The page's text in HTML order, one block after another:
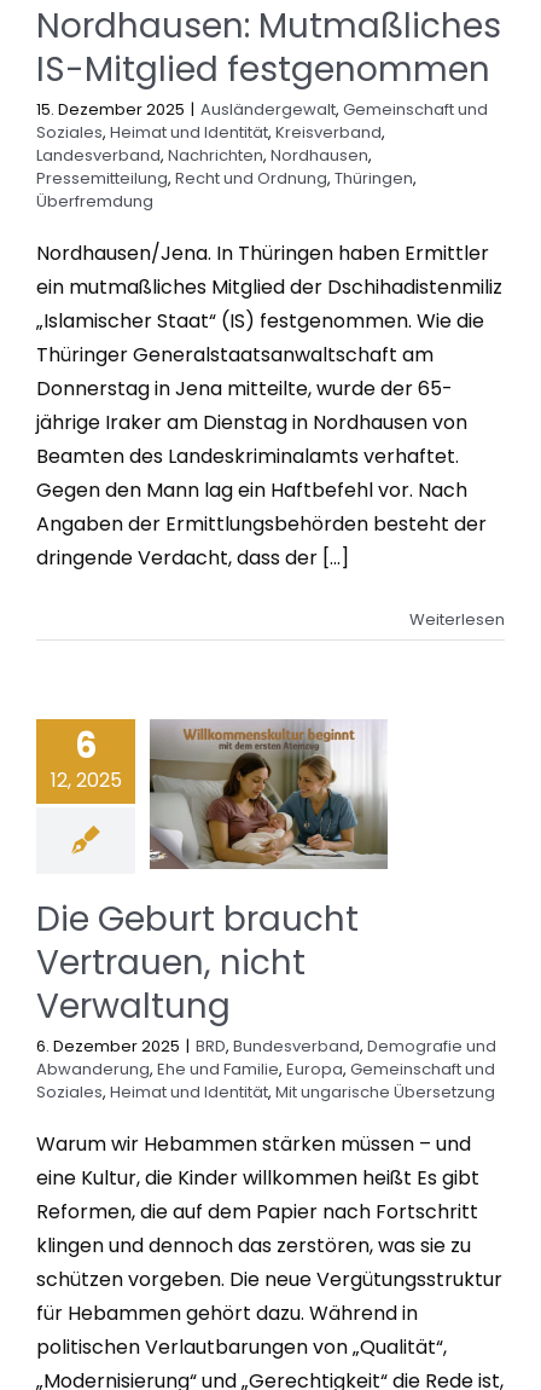
Nordhausen: Mutmaßliches
IS-Mitglied festgenommen
15. Dezember 2025 | Ausländergewalt, Gemeinschaft und
Soziales, Heimat und Identität, Kreisverband,
Landesverband, Nachrichten, Nordhausen,
Pressemitteilung, Recht und Ordnung, Thüringen,
Überfremdung
Nordhausen/Jena. In Thüringen haben Ermittler
ein mutmaßliches Mitglied der Dschihadistenmiliz
„Islamischer Staat“ (IS) festgenommen. Wie die
Thüringer Generalstaatsanwaltschaft am
Donnerstag in Jena mitteilte, wurde der 65-
jährige Iraker am Dienstag in Nordhausen von
Beamten des Landeskriminalamts verhaftet.
Gegen den Mann lag ein Haftbefehl vor. Nach
Angaben der Ermittlungsbehörden besteht der
dringende Verdacht, dass der [...]
Weiterlesen
6
12, 2025
Die Geburt braucht
Vertrauen, nicht
Verwaltung
6. Dezember 2025 | BRD, Bundesverband, Demografie und
Abwanderung, Ehe und Familie, Europa, Gemeinschaft und
Soziales, Heimat und Identität, Mit ungarische Übersetzung
Warum wir Hebammen stärken müssen – und
eine Kultur, die Kinder willkommen heißt Es gibt
Reformen, die auf dem Papier nach Fortschritt
klingen und dennoch das zerstören, was sie zu
schützen vorgeben. Die neue Vergütungsstruktur
für Hebammen gehört dazu. Während in
politischen Verlautbarungen von „Qualität“,
„Modernisierung“ und „Gerechtigkeit“ die Rede ist,